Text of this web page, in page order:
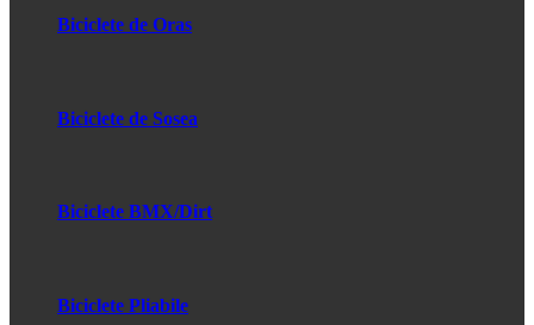
Biciclete de Oras
Biciclete de Sosea
Biciclete BMX/Dirt
Biciclete Pliabile